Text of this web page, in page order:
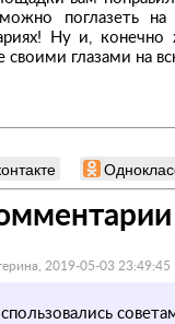
поглазеть на
Ну и, конечно
своими глазами на
2019-05-03 23:49:45